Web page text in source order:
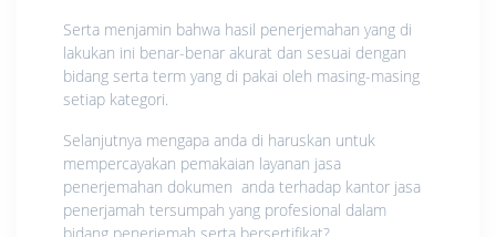
Serta menjamin bahwa hasil penerjemahan yang di
lakukan ini benar-benar akurat dan sesuai dengan
bidang serta term yang di pakai oleh masing-masing
setiap kategori.
Selanjutnya mengapa anda di haruskan untuk
mempercayakan pemakaian layanan jasa
penerjemahan dokumen anda terhadap kantor jasa
penerjamah tersumpah yang profesional dalam